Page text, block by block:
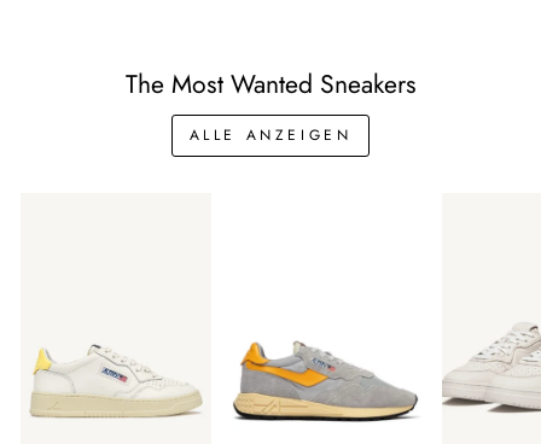
The Most Wanted Sneakers
ALLE ANZEIGEN